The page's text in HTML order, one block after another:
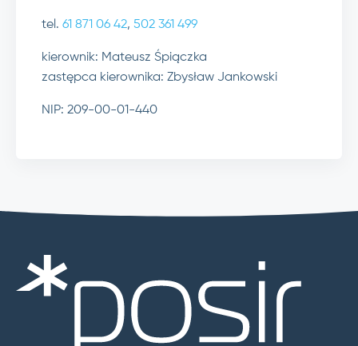
tel. 61 871 06 42, 502 361 499
kierownik: Mateusz Śpiączka
zastępca kierownika: Zbysław Jankowski
NIP: 209-00-01-440